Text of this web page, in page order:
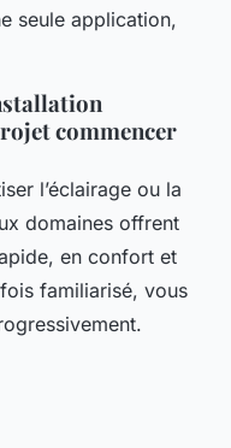
seule application,
commencer
l’éclairage ou la
domaines offrent
en confort et
familiarisé, vous